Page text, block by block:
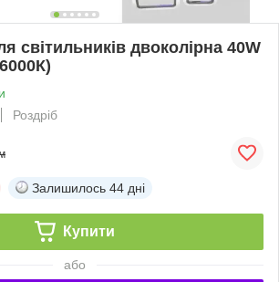
світильників двоколірна 40W
Роздріб
Залишилось 44 дні
Купити
або